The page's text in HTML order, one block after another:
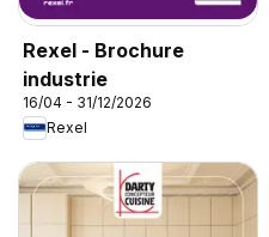
Rexel - Brochure
industrie
16/04 - 31/12/2026
Rexel